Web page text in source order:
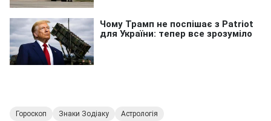
Гороскоп Знаки Зодіаку Астрологія